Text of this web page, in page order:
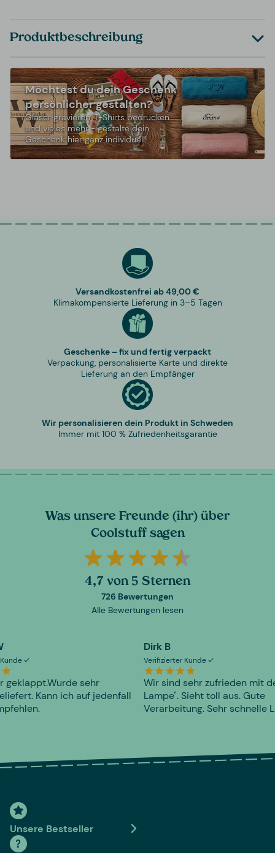
Produktbeschreibung
Möchtest du dein Geschenk
persönlicher gestalten?
Gläser gravieren, T-Shirts bedrucken
und vieles mehr - gestalte dein
Geschenk hier ganz individuell!
Versandkostenfrei ab 49,00 €
Klimakompensierte Lieferung in 3–5 Tagen
Geschenke – fix und fertig verpackt
Verpackung, personalisierte Karte und direkte
Lieferung an den Empfänger
Wir personalisieren dein Produkt in Schweden
Immer mit 100 % Zufriedenheitsgarantie
Was unsere Freunde (ihr) über
Coolstuff sagen
4,7 von 5 Sternen
726 Bewertungen
Alle Bewertungen lesen
geklappt.Wurde sehr
Kann ich auf jedenfall
Dirk B
Verifizierter Kunde
Wir sind sehr zufrieden mit
Lampe". Sieht toll aus. Gute
Verarbeitung. Sehr schnelle
Unsere Bestseller